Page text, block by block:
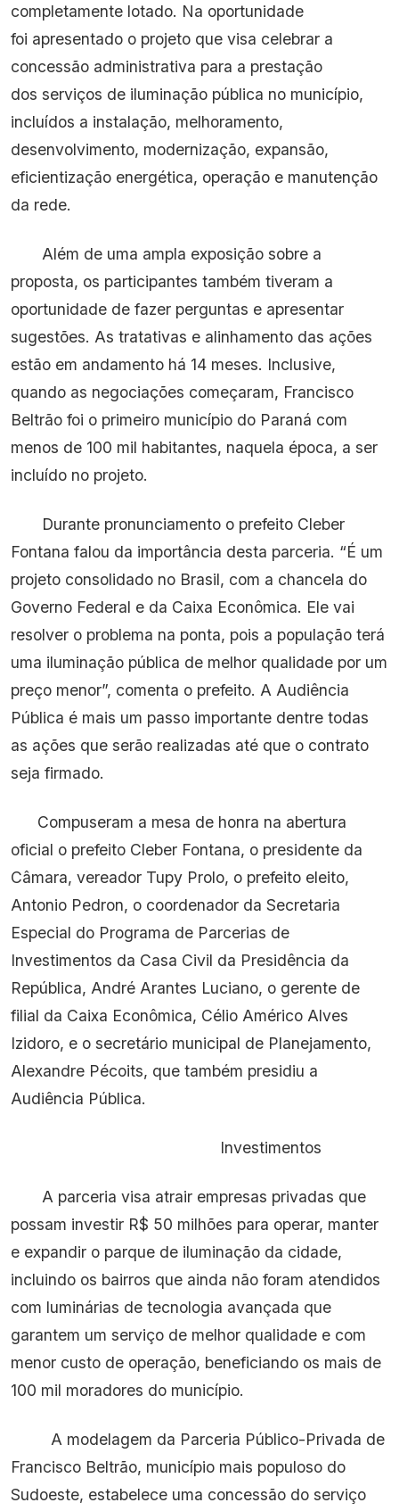
completamente lotado. Na oportunidade
foi apresentado o projeto que visa celebrar a
concessão administrativa para a prestação
dos serviços de iluminação pública no município,
incluídos a instalação, melhoramento,
desenvolvimento, modernização, expansão,
eficientização energética, operação e manutenção
da rede.
Além de uma ampla exposição sobre a
proposta, os participantes também tiveram a
oportunidade de fazer perguntas e apresentar
sugestões. As tratativas e alinhamento das ações
estão em andamento há 14 meses. Inclusive,
quando as negociações começaram, Francisco
Beltrão foi o primeiro município do Paraná com
menos de 100 mil habitantes, naquela época, a ser
incluído no projeto.
Durante pronunciamento o prefeito Cleber
Fontana falou da importância desta parceria. “É um
projeto consolidado no Brasil, com a chancela do
Governo Federal e da Caixa Econômica. Ele vai
resolver o problema na ponta, pois a população terá
uma iluminação pública de melhor qualidade por um
preço menor”, comenta o prefeito. A Audiência
Pública é mais um passo importante dentre todas
as ações que serão realizadas até que o contrato
seja firmado.
Compuseram a mesa de honra na abertura
oficial o prefeito Cleber Fontana, o presidente da
Câmara, vereador Tupy Prolo, o prefeito eleito,
Antonio Pedron, o coordenador da Secretaria
Especial do Programa de Parcerias de
Investimentos da Casa Civil da Presidência da
República, André Arantes Luciano, o gerente de
filial da Caixa Econômica, Célio Américo Alves
Izidoro, e o secretário municipal de Planejamento,
Alexandre Pécoits, que também presidiu a
Audiência Pública.
Investimentos
A parceria visa atrair empresas privadas que
possam investir R$ 50 milhões para operar, manter
e expandir o parque de iluminação da cidade,
incluindo os bairros que ainda não foram atendidos
com luminárias de tecnologia avançada que
garantem um serviço de melhor qualidade e com
menor custo de operação, beneficiando os mais de
100 mil moradores do município.
A modelagem da Parceria Público-Privada de
Francisco Beltrão, município mais populoso do
Sudoeste, estabelece uma concessão do serviço